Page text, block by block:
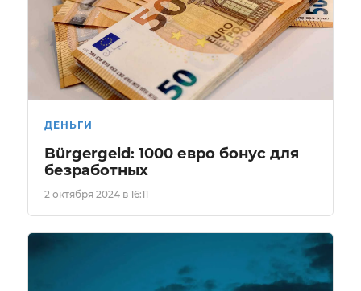
ДЕНЬГИ
Bürgergeld: 1000 евро бонус для
безработных
2 октября 2024 в 16:11